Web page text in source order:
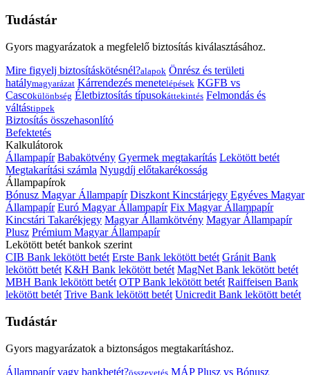
Tudástár
Gyors magyarázatok a megfelelő biztosítás kiválasztásához.
Mire figyelj biztosításkötésnél?alapok Önrész és területi
hatálymagyarázat Kárrendezés menetelépések KGFB vs
Cascokülönbség Életbiztosítás típusokáttekintés Felmondás és
váltástippek
Biztosítás összehasonlító
Befektetés
Kalkulátorok
Állampapír Babakötvény Gyermek megtakarítás Lekötött betét
Megtakarítási számla Nyugdíj előtakarékosság
Állampapírok
Bónusz Magyar Állampapír Diszkont Kincstárjegy Egyéves Magyar
Állampapír Euró Magyar Állampapír Fix Magyar Állampapír
Kincstári Takarékjegy Magyar Államkötvény Magyar Állampapír
Plusz Prémium Magyar Állampapír
Lekötött betét bankok szerint
CIB Bank lekötött betét Erste Bank lekötött betét Gránit Bank
lekötött betét K&H Bank lekötött betét MagNet Bank lekötött betét
MBH Bank lekötött betét OTP Bank lekötött betét Raiffeisen Bank
lekötött betét Trive Bank lekötött betét Unicredit Bank lekötött betét
Tudástár
Gyors magyarázatok a biztonságos megtakarításhoz.
Állampapír vagy bankbetét?összevetés MÁP Plusz vs Bónusz